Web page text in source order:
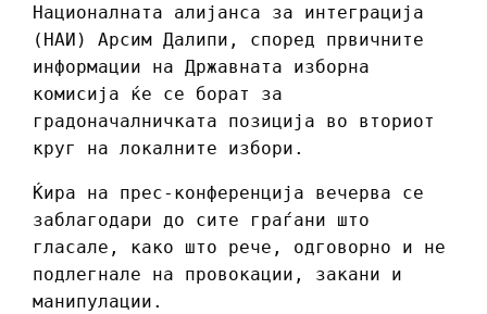
Националната алијанса за интеграција
(НАИ) Арсим Далипи, според првичните
информации на Државната изборна
комисија ќе се борат за
градоначалничката позиција во вториот
круг на локалните избори.
Ќира на прес-конференција вечерва се
заблагодари до сите граѓани што
гласале, како што рече, одговорно и не
подлегнале на провокации, закани и
манипулации.